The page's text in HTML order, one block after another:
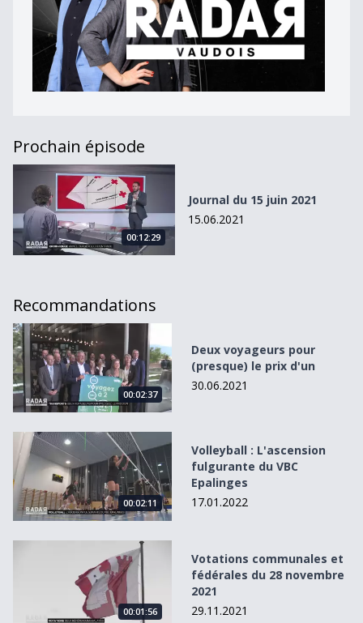
Prochain épisode
Journal du 15 juin 2021
00:12:29
Journal du 15 juin 2021
15.06.2021
Recommandations
Deux voyageurs pour (presque) le prix d&#039;un
00:02:37
Deux voyageurs pour
(presque) le prix d'un
30.06.2021
Volleyball : L&#039;ascension fulgurante du VBC
00:02:11
Volleyball : L'ascension
fulgurante du VBC
Epalinges
17.01.2022
Votations communales et fédérales du 28 novembre 2021
00:01:56
Votations communales et
fédérales du 28 novembre
2021
29.11.2021